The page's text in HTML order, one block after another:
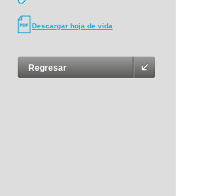
Descargar hoja de vida
Regresar